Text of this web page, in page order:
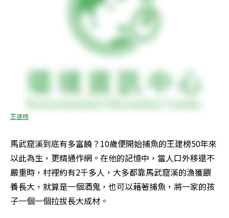
王建榜
馬武窟溪到底有多富饒？10歲便開始捕魚的王建榜50年來
以此為生，更精通作網。在他的記憶中，當人口外移還不
嚴重時，村裡約有2千多人，大多都靠馬武窟溪的漁獲餵
養長大，就算是一個酒鬼，也可以藉著捕魚，將一家的孩
子一個一個拉拔長大成材。